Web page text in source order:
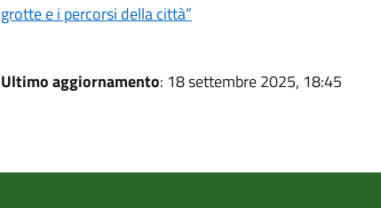
grotte e i percorsi della città”
Ultimo aggiornamento: 18 settembre 2025, 18:45